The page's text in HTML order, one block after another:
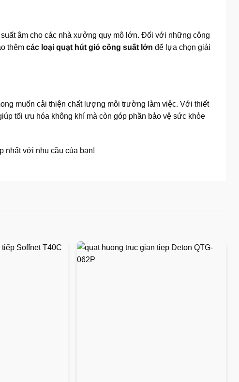
âm cho các nhà xưởng quy mô lớn. Đối với những công
thêm các loại quạt hút gió công suất lớn để lựa chọn giải
muốn cải thiện chất lượng môi trường làm việc. Với thiết
tối ưu hóa không khí mà còn góp phần bảo vệ sức khỏe
nhất với nhu cầu của bạn!